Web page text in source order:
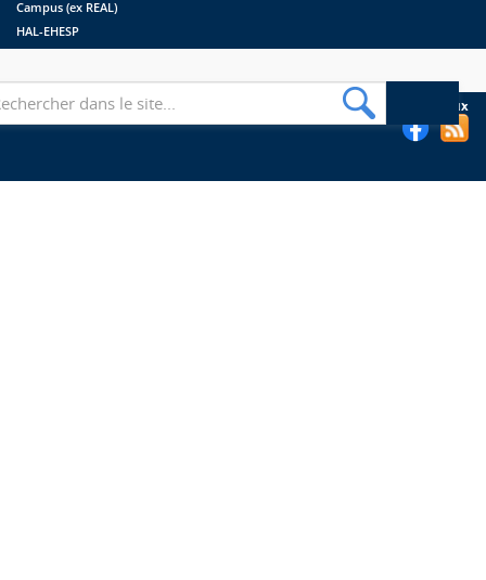
Campus (ex REAL)
HAL-EHESP
Suivez les bibliothèques de l'EHESP sur les réseaux sociaux